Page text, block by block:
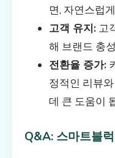
면, 자연스럽
고객 유지: 고
해 브랜드 충
전환율 증가:
정적인 리뷰
데 큰 도움이
Q&A: 스마트블